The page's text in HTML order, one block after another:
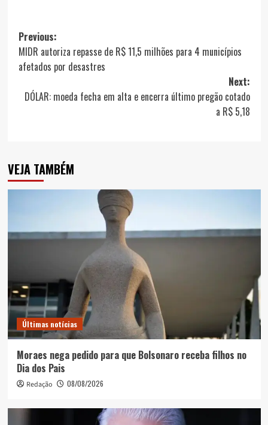
Post
navigation
Previous:
MIDR autoriza repasse de R$ 11,5 milhões para 4 municípios
afetados por desastres
Next:
DÓLAR: moeda fecha em alta e encerra último pregão cotado
a R$ 5,18
VEJA TAMBÉM
Últimas notícias
Moraes nega pedido para que Bolsonaro receba filhos no
Dia dos Pais
Redação 08/08/2026